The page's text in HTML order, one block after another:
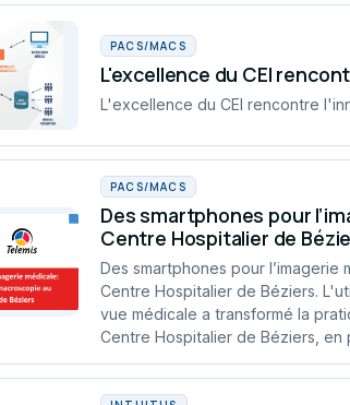
PACS/MACS
L'excellence du CEI
L'excellence du CEI rencontre
PACS/MACS
Des smartphones pour
Centre Hospitalier de
Des smartphones pour
Centre Hospitalier de Béziers.
vue médicale a transformé la
Centre Hospitalier de Béziers, en